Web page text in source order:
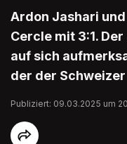
Ardon Jashari
Cercle mit 3:1.
auf sich
der der
Publiziert: 09.03.2025 um